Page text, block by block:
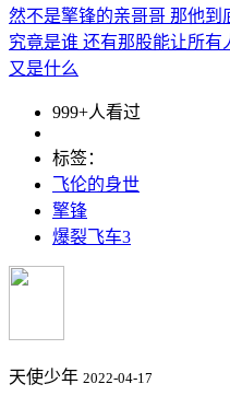
然不是擎锋的亲哥哥 那他到
究竟是谁 还有那股能让所
又是什么
999+人看过
标签：
飞伦的身世
擎锋
爆裂飞车3
天使少年 2022-04-17